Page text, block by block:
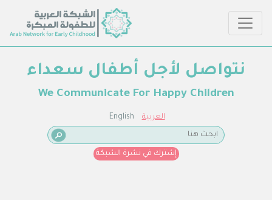
نتواصل لأجل أطفال سعداء
We Communicate For Happy Children
English العربية
إشترك في نشرة الشبكة